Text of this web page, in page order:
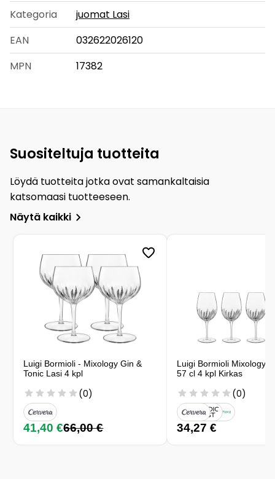
Kategoria
juomat Lasi
EAN
032622026120
MPN
17382
Suositeltuja tuotteita
Löydä tuotteita jotka ovat samankaltaisia
katsomaasi tuotteeseen.
Näytä kaikki
Luigi Bormioli - Mixology Gin &
Tonic Lasi 4 kpl
(0)
41,40 €66,00 €
Luigi Bormioli Mixology
57 cl 4 kpl Kirkas
(0)
34,27 €